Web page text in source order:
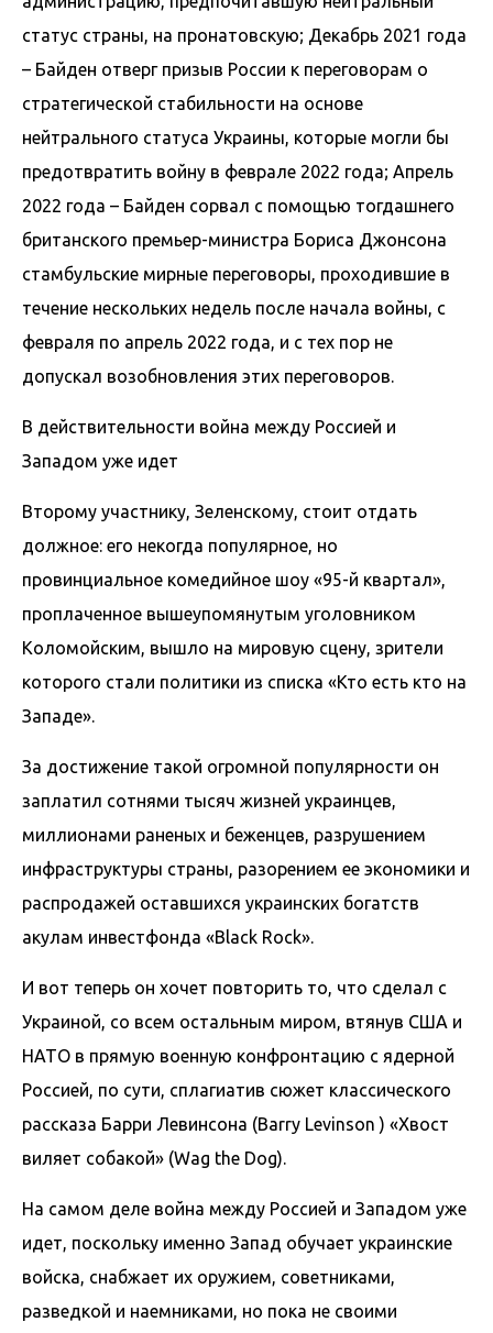
статус страны, на пронатовскую; Декабрь 2021 года
– Байден отверг призыв России к переговорам о
стратегической стабильности на основе
нейтрального статуса Украины, которые могли бы
предотвратить войну в феврале 2022 года; Апрель
2022 года – Байден сорвал с помощью тогдашнего
британского премьер-министра Бориса Джонсона
стамбульские мирные переговоры, проходившие в
течение нескольких недель после начала войны, с
февраля по апрель 2022 года, и с тех пор не
допускал возобновления этих переговоров.
В действительности война между Россией и
Западом уже идет
Второму участнику, Зеленскому, стоит отдать
должное: его некогда популярное, но
провинциальное комедийное шоу «95-й квартал»,
проплаченное вышеупомянутым уголовником
Коломойским, вышло на мировую сцену, зрители
которого стали политики из списка «Кто есть кто на
Западе».
За достижение такой огромной популярности он
заплатил сотнями тысяч жизней украинцев,
миллионами раненых и беженцев, разрушением
инфраструктуры страны, разорением ее экономики и
распродажей оставшихся украинских богатств
акулам инвестфонда «Black Rock».
И вот теперь он хочет повторить то, что сделал с
Украиной, со всем остальным миром, втянув США и
НАТО в прямую военную конфронтацию с ядерной
Россией, по сути, сплагиатив сюжет классического
рассказа Барри Левинсона (Barry Levinson ) «Хвост
виляет собакой» (Wag the Dog).
На самом деле война между Россией и Западом уже
идет, поскольку именно Запад обучает украинские
войска, снабжает их оружием, советниками,
разведкой и наемниками, но пока не своими